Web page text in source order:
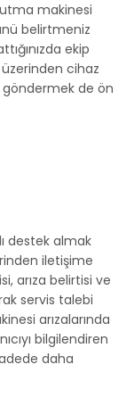
makinesi
belirtmeniz
ekip
cihaz
göndermek de ön
destek almak
iletişime
arıza belirtisi ve
servis talebi
arızalarında
bilgilendiren
daha